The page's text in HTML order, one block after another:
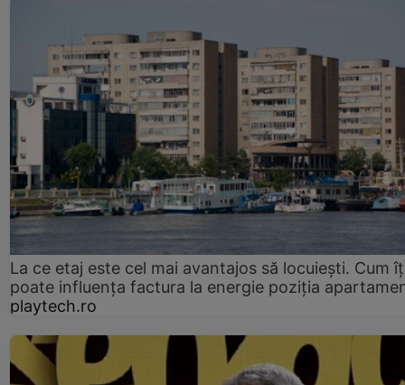
La ce etaj este cel mai avantajos să locuiești. Cum
poate influența factura la energie poziția
playtech.ro